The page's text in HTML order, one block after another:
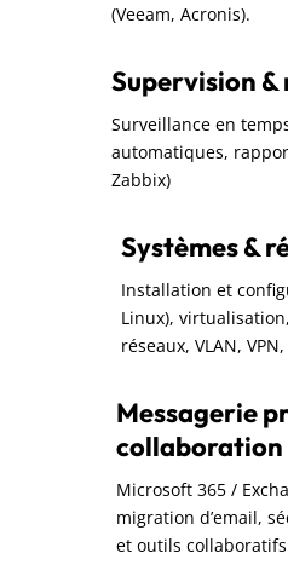
(Veeam, Acronis).
Supervision
Surveillance en
automatiques,
Zabbix)
Systèmes &
Installation et
Linux),
réseaux, VLAN,
Messagerie
collaboration
Microsoft 365 /
migration d’email,
et outils